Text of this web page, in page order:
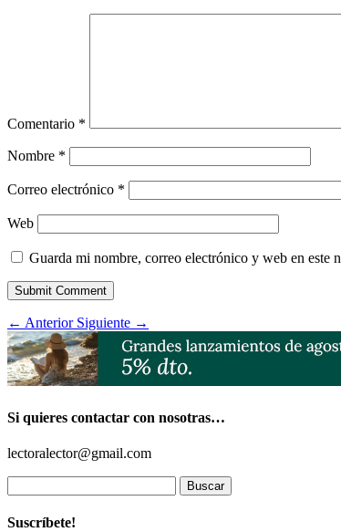
Comentario *
Nombre *
Correo electrónico *
Web
Guarda mi nombre, correo electrónico y web en este
Submit Comment
← Anterior Siguiente →
Si quieres contactar con nosotras…
lectoralector@gmail.com
Suscríbete!